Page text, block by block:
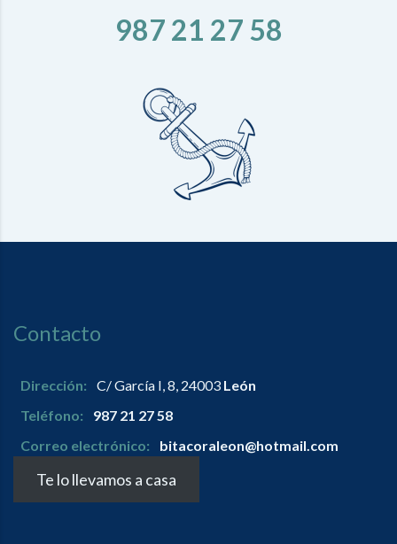
987 21 27 58
Contacto
Dirección: C/ García I, 8, 24003 León
Teléfono:
987 21 27 58
Correo electrónico:
bitacoraleon@hotmail.com
Te lo llevamos a casa